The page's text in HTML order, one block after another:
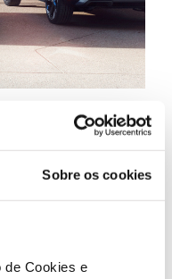
Sobre os cookies
de Cookies e